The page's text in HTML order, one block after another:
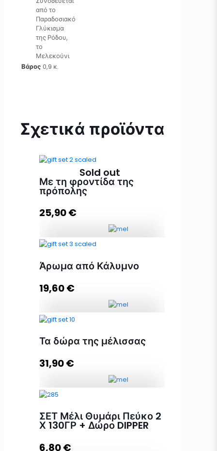
από το
Παραδοσιακό
Γλύκισμα
της Ρόδου,
το
Μελεκούνι
Βάρος 0,9 κ.
Σχετικά προϊόντα
Sold out
Με τη φροντίδα της
πρόπολης
25,90€
Διαβάστε περισσότερα
Άρωμα από Κάλυμνο
19,60€
Προσθήκη στο καλάθι
Τα δώρα της μέλισσας
31,90€
ΣΕΤ Μέλι Θυμάρι Πεύκο 2
Χ 130ΓΡ + Δώρο DIPPER
6,80€